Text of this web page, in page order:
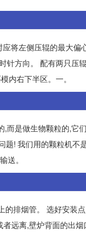
将左侧压辊的最大
针方向。 配有两只压
内右下半区。一。
是做生物颗粒的,它
! 我们用的颗粒机不
送。
排烟管。 选好安装
远离,壁炉背面的出